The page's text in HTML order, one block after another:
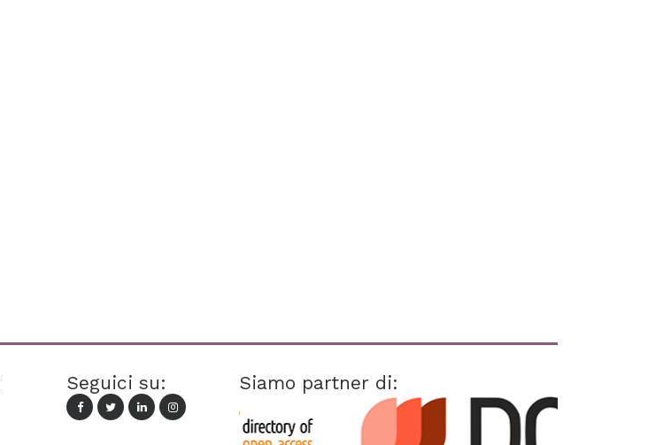
Seguici su: Siamo partner di: